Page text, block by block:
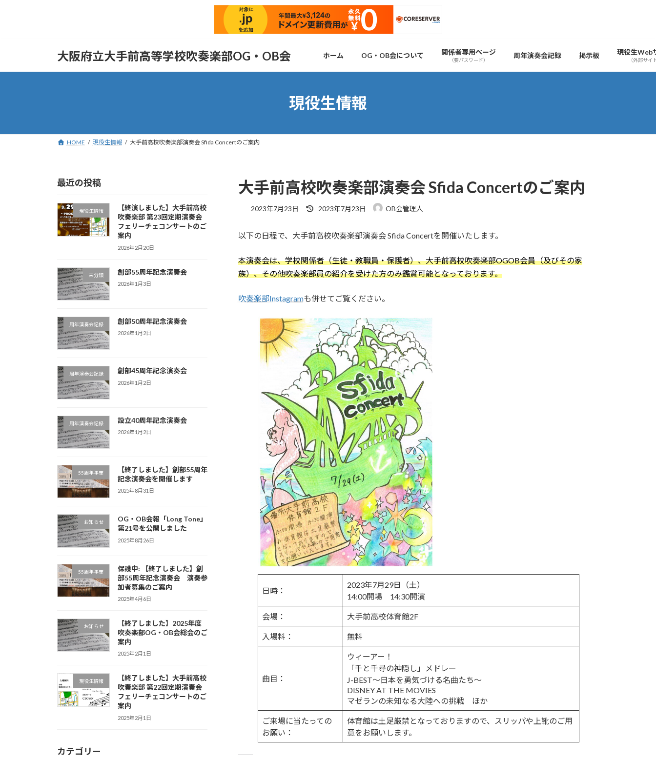
大阪府立大手前高等学校吹奏楽部OG・OB会 ホーム OG・OB会について 関係者専用ページ
（要パスワード）
周年演奏会記録 掲示板 現役生Web
（外部サイ
現役生情報
HOME 現役生情報 大手前高校吹奏楽部演奏会 Sfida Concertのご案内
大手前高校吹奏楽部演奏会 Sfida Concertのご案内
2023年7月23日
最
新
時
:
2023年7月23日 OB会管理人
以下の日程で、大手前高校吹奏楽部演奏会 Sfida Concertを開催いたします。
本演奏会は、学校関係者（生徒・教職員・保護者）、大手前高校吹奏楽部OGOB会員（及びその家
族）、その他吹奏楽部員の紹介を受けた方のみ鑑賞可能となっております。
吹奏楽部Instagramも併せてご覧ください。
日時：
2023年7月29日（土）
14:00開場 14:30開演
会場： 大手前高校体育館2F
入場料： 無料
曲目：
ウィーアー！
「千と千尋の神隠し」メドレー
J-BEST〜日本を勇気づける名曲たち〜
DISNEY AT THE MOVIES
マゼランの未知なる大陸への挑戦 ほか
ご来場に当たっての
お願い：
体育館は土足厳禁となっておりますので、スリッパや上靴のご用
意をお願いします。
最近の投稿
現役生情報
【終演しました】大手前高校
吹奏楽部 第23回定期演奏会
フェリーチェコンサートのご
案内
2026年2月20日
未分類 創部55周年記念演奏会
2026年1月3日
周年演奏会記録 創部50周年記念演奏会
2026年1月2日
周年演奏会記録 創部45周年記念演奏会
2026年1月2日
周年演奏会記録 設立40周年記念演奏会
2026年1月2日
55周年事業
【終了しました】創部55周年
記念演奏会を開催します
2025年8月31日
お知らせ
OG・OB会報「Long Tone」
第21号を公開しました
2025年8月26日
55周年事業
保護中: 【終了しました】創
部55周年記念演奏会 演奏参
加者募集のご案内
2025年4月6日
お知らせ
【終了しました】2025年度
吹奏楽部OG・OB会総会のご
案内
2025年2月1日
現役生情報
【終了しました】大手前高校
吹奏楽部 第22回定期演奏会
フェリーチェコンサートのご
案内
2025年2月1日
カテゴリー